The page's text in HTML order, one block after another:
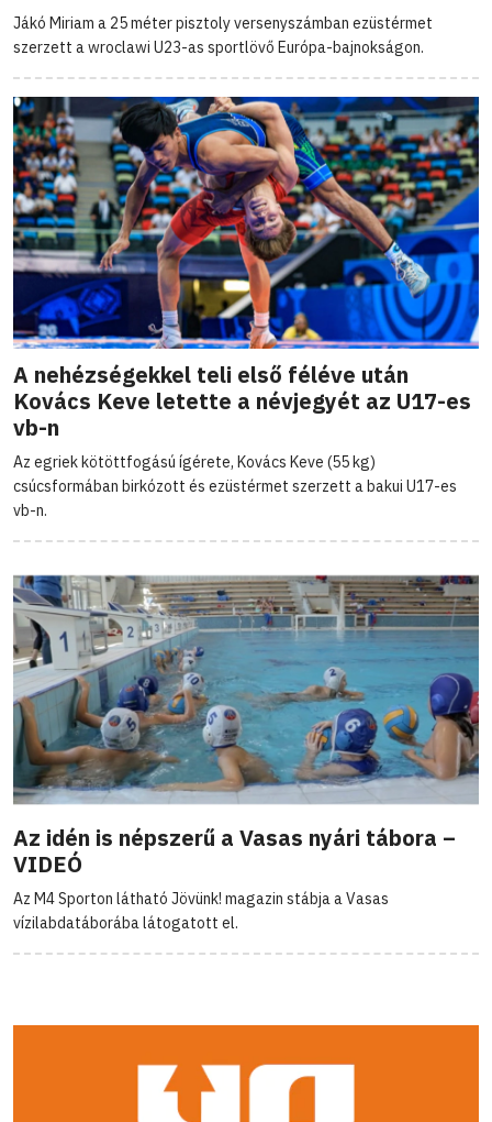
Jákó Miriam a 25 méter pisztoly versenyszámban ezüstérmet
szerzett a wroclawi U23-as sportlövő Európa-bajnokságon.
A nehézségekkel teli első féléve után
Kovács Keve letette a névjegyét az U17-es
vb-n
Az egriek kötöttfogású ígérete, Kovács Keve (55 kg)
csúcsformában birkózott és ezüstérmet szerzett a bakui U17-es
vb-n.
Az idén is népszerű a Vasas nyári tábora –
VIDEÓ
Az M4 Sporton látható Jövünk! magazin stábja a Vasas
vízilabdatáborába látogatott el.